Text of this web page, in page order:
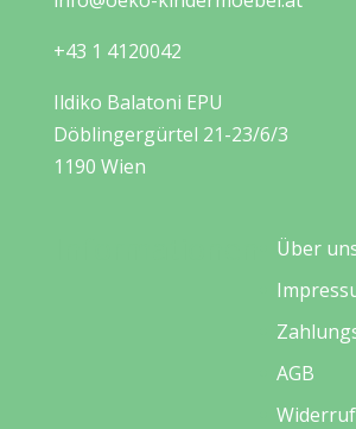
+43 1 4120042
Ildiko Balatoni EPU
Döblingergürtel 21-23/6/3
1190 Wien
Über
AGB